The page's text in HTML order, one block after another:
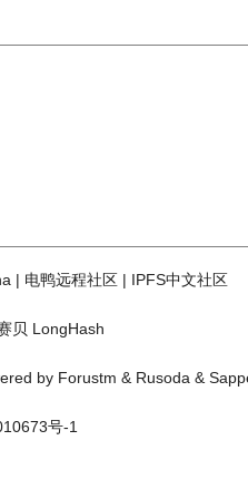
| 电鸭远程社区| IPFS中文社区
贝 LongHash
by Forustm & Rusoda &
号-1